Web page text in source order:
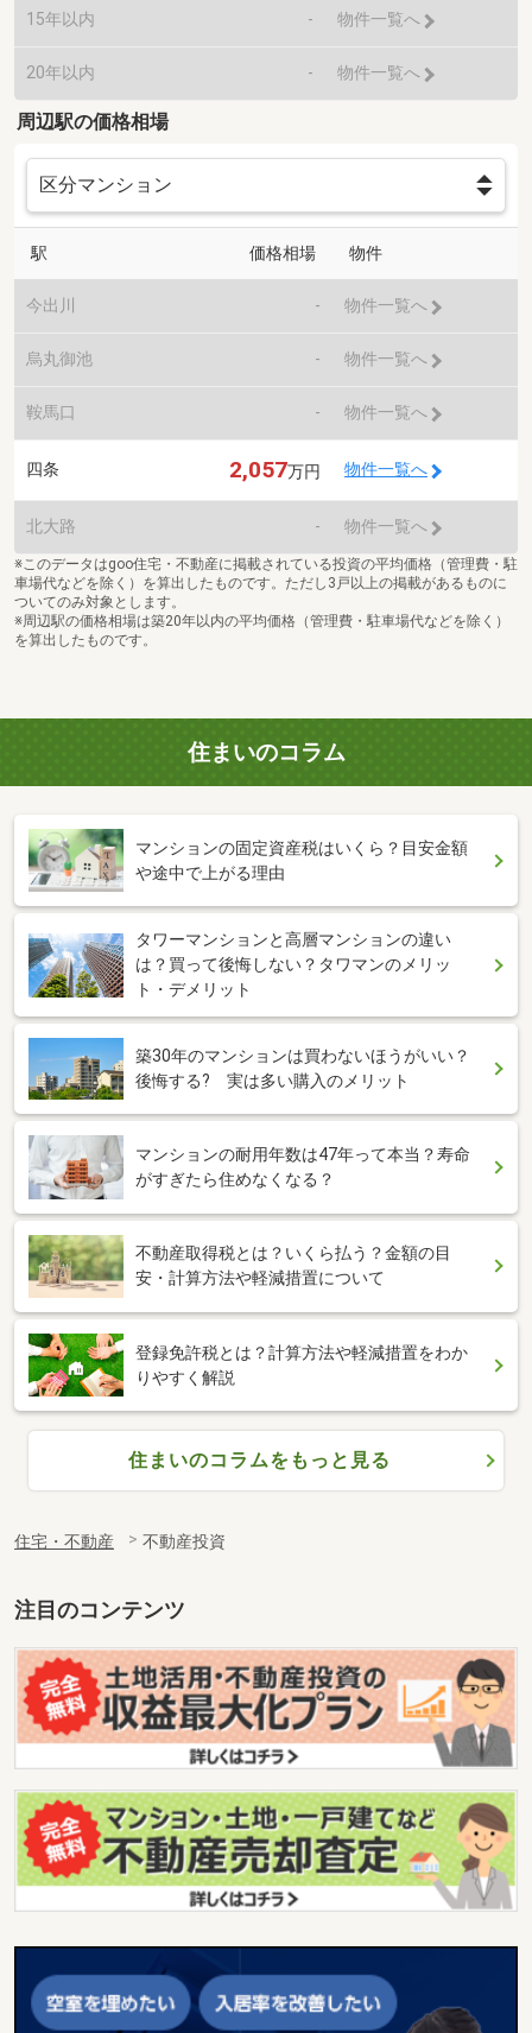
15年以内 - 物件一覧へ
20年以内 - 物件一覧へ
周辺駅の価格相場
駅 価格相場 物件
今出川 - 物件一覧へ
烏丸御池 - 物件一覧へ
鞍馬口 - 物件一覧へ
四条 2,057万円 物件一覧へ
北大路 - 物件一覧へ
※このデータはgoo住宅・不動産に掲載されている投資の平均価格（管理費・駐
車場代などを除く）を算出したものです。ただし3戸以上の掲載があるものに
ついてのみ対象とします。
※周辺駅の価格相場は築20年以内の平均価格（管理費・駐車場代などを除く）
を算出したものです。
住まいのコラム
マンションの固定資産税はいくら？目安金額
や途中で上がる理由
タワーマンションと高層マンションの違い
は？買って後悔しない？タワマンのメリッ
ト・デメリット
築30年のマンションは買わないほうがいい？
後悔する? 実は多い購入のメリット
マンションの耐用年数は47年って本当？寿命
がすぎたら住めなくなる？
不動産取得税とは？いくら払う？金額の目
安・計算方法や軽減措置について
登録免許税とは？計算方法や軽減措置をわか
りやすく解説
住まいのコラムをもっと見る
住宅・不動産 不動産投資
注目のコンテンツ